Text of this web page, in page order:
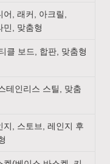
, 래커, 아크릴,
민, 맞춤형
클 보드, 합판, 맞춤형
테인리스 스틸, 맞춤
지, 스토브, 레인지 후